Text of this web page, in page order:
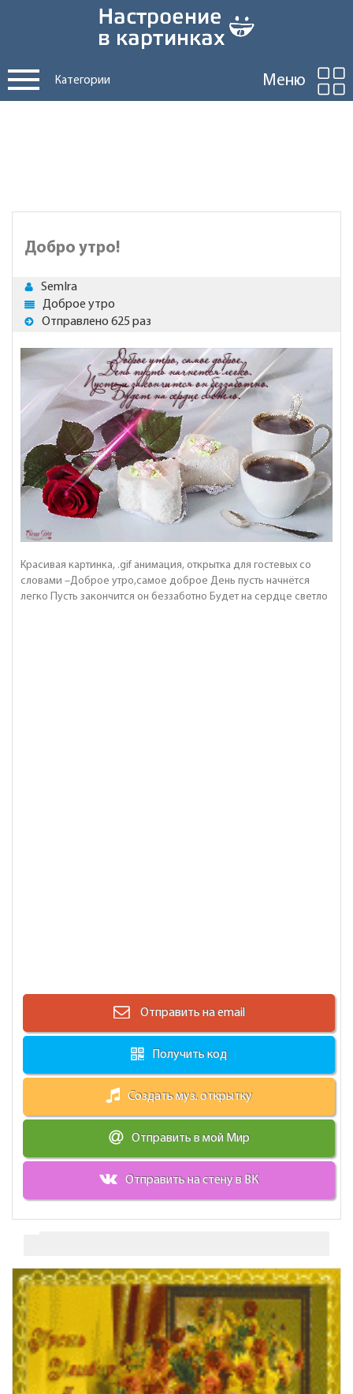
Категории Меню
Добро утро!
SemIra
Доброе утро
Отправлено 625 раз
Красивая картинка, .gif анимация, открытка для гостевых со
словами –Доброе утро,самое доброе День пусть начнётся
легко Пусть закончится он беззаботно Будет на сердце светло
Отправить на email
Получить код
Создать муз. открытку
Отправить в мой Мир
Отправить на стену в ВК